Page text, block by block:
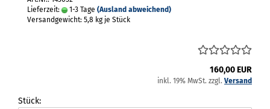
Lieferzeit:
1-3 Tage (Ausland abweichend)
Versandgewicht: 5,8 kg je Stück
160,00 EUR
inkl. 19% MwSt. zzgl. Versand
Stück: